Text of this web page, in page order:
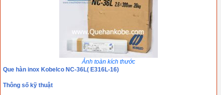
Ảnh toàn kích thước
Que hàn inox Kobelco NC-36L( E316L-16)
Thông số kỹ thuật